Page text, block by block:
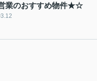
のおすすめ物件★☆